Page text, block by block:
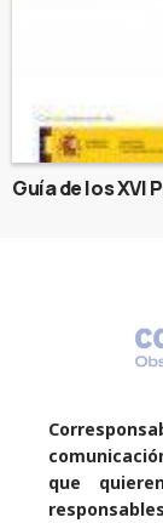
Guía de los XVI
que